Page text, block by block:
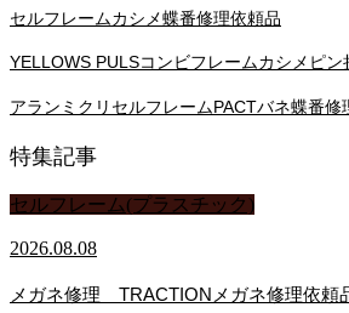
セルフレームカシメ蝶番修理依頼品
YELLOWS PULSコンビフレームカシメピン
アランミクリセルフレームPACTバネ蝶番修
特集記事
セルフレーム(プラスチック)
2026.08.08
メガネ修理 TRACTIONメガネ修理依頼